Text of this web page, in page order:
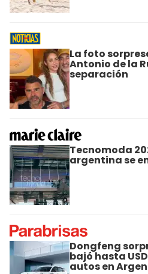
La foto
Antonio de la
separación
Tecnomoda
argentina se
Dongfeng
bajó hasta
autos en